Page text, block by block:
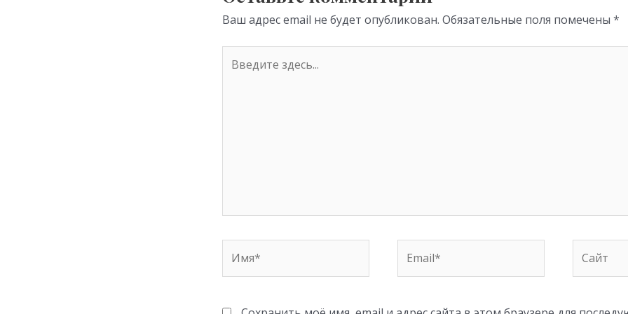
ni
ki
Ваш адрес email не будет опубликован. Обязательные поля помечены *
здесь...